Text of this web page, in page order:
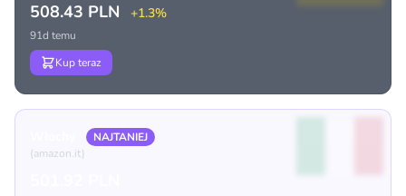
508.43 PLN +1.3%
91d temu
Kup teraz
NAJTANIEJ
(amazon.it)